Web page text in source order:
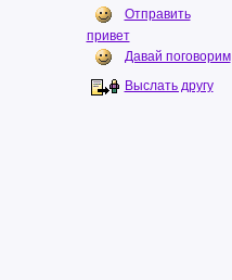
Отправить
привет
Давай поговорим
Выслать другу